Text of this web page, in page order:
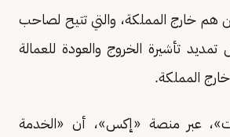
هم خارج المملكة، والتي تتيح لصاحب
تأشيرة الخروج والعودة للعمالة
المملكة.
عبر منصة «إكس»، أن «الخدمة